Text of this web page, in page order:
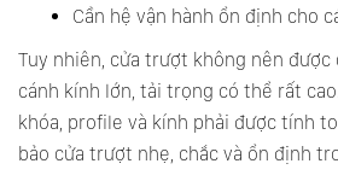
Cần hệ vận hành ổn định cho
Tuy nhiên, cửa trượt không nên được
cánh kính lớn, tải trọng có thể rất
khóa, profile và kính phải được tính
bảo cửa trượt nhẹ, chắc và ổn định